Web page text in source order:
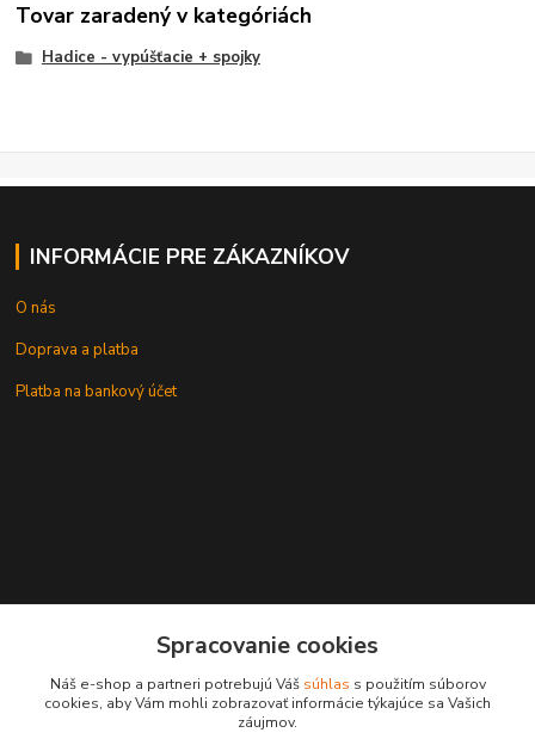
Tovar zaradený v kategóriách
Hadice - vypúšťacie + spojky
INFORMÁCIE PRE ZÁKAZNÍKOV
O nás
Doprava a platba
Platba na bankový účet
leksunsro@gmail.com
Spracovanie cookies
Náš e-shop a partneri potrebujú Váš súhlas s použitím súborov
cookies, aby Vám mohli zobrazovať informácie týkajúce sa Vašich
záujmov.